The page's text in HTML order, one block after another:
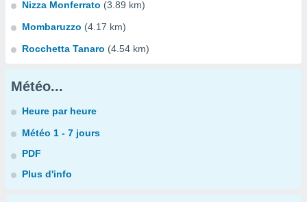
Nizza Monferrato (3.89 km)
Mombaruzzo (4.17 km)
Rocchetta Tanaro (4.54 km)
Météo...
Heure par heure
Météo 1 - 7 jours
PDF
Plus d'info